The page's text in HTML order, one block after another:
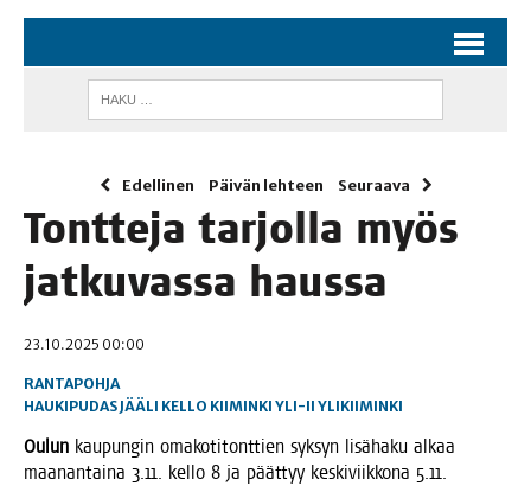
Edellinen Päivän lehteen Seuraava
Tont­te­ja tar­jol­la myös
jat­ku­vas­sa haussa
23.10.2025 00:00
RANTAPOHJA
HAUKIPUDASJÄÄLI KELLO KIIMINKI YLI-II YLIKIIMINKI
Oulun kau­pun­gin oma­ko­ti­tont­tien syk­syn lisä­ha­ku alkaa
maa­nan­tai­na 3.11. kel­lo 8 ja päät­tyy kes­ki­viik­ko­na 5.11.